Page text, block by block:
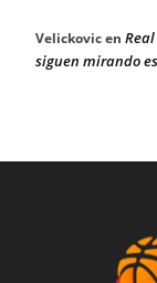
Velickovicen
siguen mirando